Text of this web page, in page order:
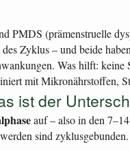
PMDS (prämenstruelle
Zyklus – und beide
Was hilft:
mit Mikronährstoffen,
ist der
auf – also in den
sind zyklusgebunden.